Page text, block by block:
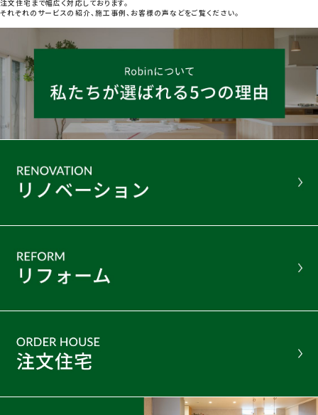
注文住宅まで幅広く対応しております。
それぞれのサービスの紹介、施工事例、お客様の声などをご覧ください。